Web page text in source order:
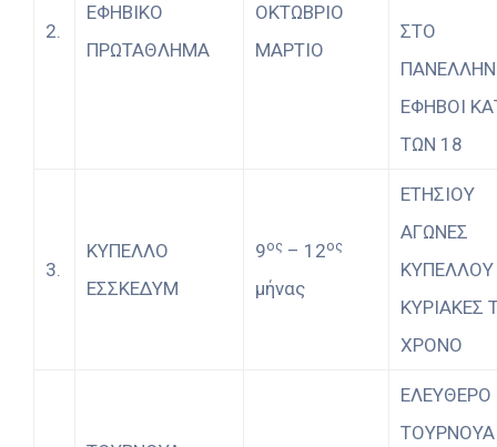
2.
ΕΦΗΒΙΚΟ
ΠΡΩΤΑΘΛΗΜΑ
ΟΚΤΩΒΡΙΟ
ΜΑΡΤΙΟ
ΣΤΟ
ΕΦΗΒΟΙ
ΤΩΝ 18
3.
ΚΥΠΕΛΛΟ
ΕΣΣΚΕΔΥΜ
9ος – 12ος
μήνας
ΕΤΗΣΙΟΥ
ΑΓΩΝΕΣ
ΚΥΠΕΛΛΟΥ
ΚΥΡΙΑΚΕΣ
ΧΡΟΝΟ
ΕΛΕΥΘΕΡΟ
ΤΟΥΡΝΟΥΑ